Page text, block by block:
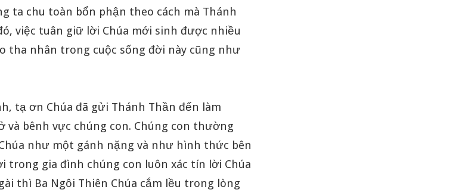
ta chu toàn bổn phận theo cách mà Thánh
việc tuân giữ lời Chúa mới sinh được nhiều
tha nhân trong cuộc sống đời này cũng như
tạ ơn Chúa đã gửi Thánh Thần đến làm
và bênh vực chúng con. Chúng con thường
như một gánh nặng và như hình thức bên
trong gia đình chúng con luôn xác tín lời Chúa
thì Ba Ngôi Thiên Chúa cắm lều trong lòng